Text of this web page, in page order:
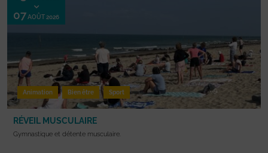
07 AOÛT 2026
Animation Bien être Sport
RÉVEIL MUSCULAIRE
Gymnastique et détente musculaire.